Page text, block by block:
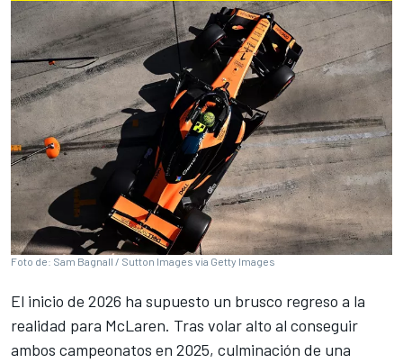
Foto de: Sam Bagnall / Sutton Images via Getty Images
El inicio de 2026 ha supuesto un brusco regreso a la
realidad para McLaren. Tras volar alto al conseguir
ambos campeonatos en 2025, culminación de una